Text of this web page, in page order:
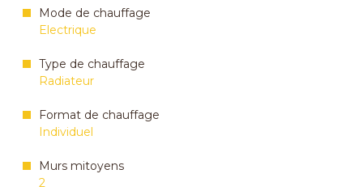
Mode de chauffage
Electrique
Type de chauffage
Radiateur
Format de chauffage
Individuel
Murs mitoyens
2